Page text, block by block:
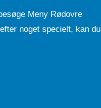
Meny Rødovre
noget specielt, kan du